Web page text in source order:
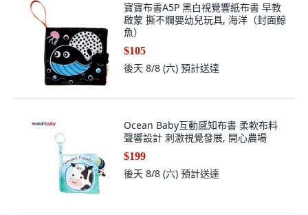
寶寶布書A5P 黑白視覺響紙布書 早教
啟蒙 撕不爛嬰幼兒玩具, 海洋（封面鯨
魚）
$105
後天 8/8 (六) 預計送達
Ocean Baby互動感知布書 柔軟布料
聲響設計 刺激視覺發展, 開心農場
$199
後天 8/8 (六) 預計送達